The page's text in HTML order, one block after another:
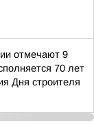
отмечают 9
70 лет
Дня строителя